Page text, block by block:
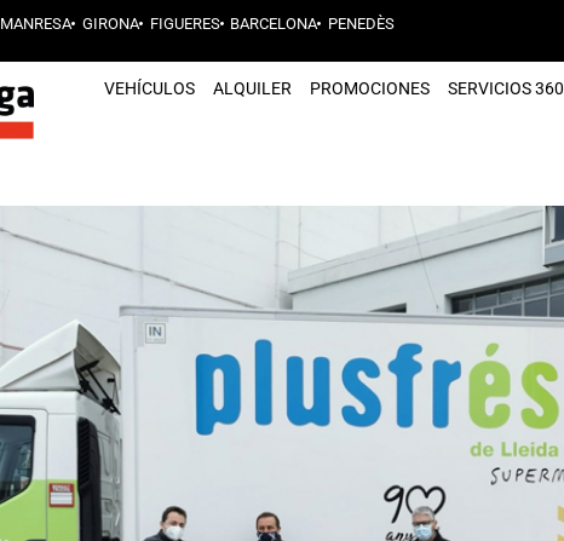
MANRESA GIRONA FIGUERES BARCELONA PENEDÈS
VEHÍCULOS ALQUILER PROMOCIONES SERVICIOS 360